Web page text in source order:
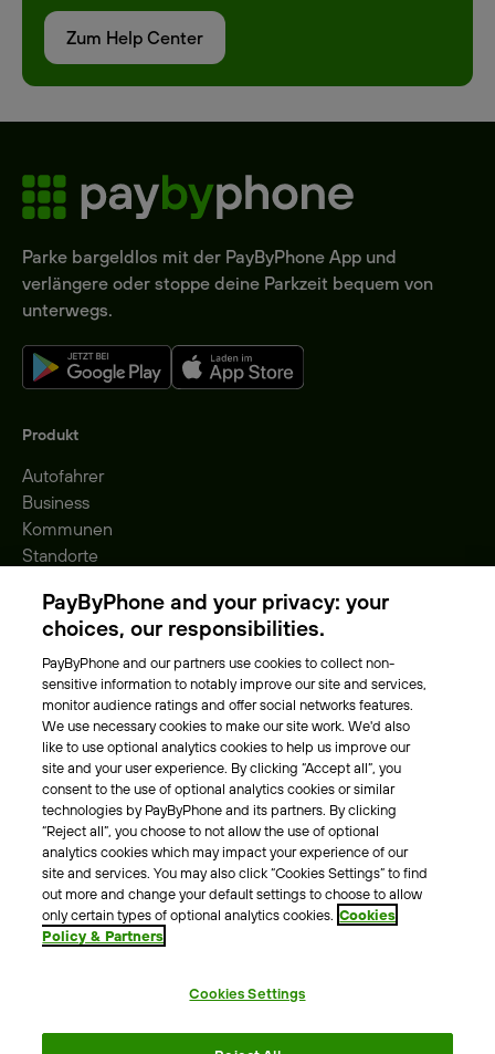
Zum Help Center
Parke bargeldlos mit der PayByPhone App und
verlängere oder stoppe deine Parkzeit bequem von
unterwegs.
Produkt
Autofahrer
Business
Kommunen
Standorte
Park-Vignette
Über Uns
Unser Team
Karriere
Presse
Blog
Kontakt & Hilfe
Kontakt
Support
Pressekontakt
AGBDatenschutzrichtlinieImpressumRechtshinweise
PayByPhone and your privacy: your
choices, our responsibilities.
PayByPhone and our partners use cookies to collect non-
sensitive information to notably improve our site and services,
monitor audience ratings and offer social networks features.
We use necessary cookies to make our site work. We'd also
like to use optional analytics cookies to help us improve our
site and your user experience. By clicking “Accept all”, you
consent to the use of optional analytics cookies or similar
technologies by PayByPhone and its partners. By clicking
“Reject all”, you choose to not allow the use of optional
analytics cookies which may impact your experience of our
site and services. You may also click “Cookies Settings” to find
out more and change your default settings to choose to allow
only certain types of optional analytics cookies. Cookies
Policy & Partners
Cookies Settings